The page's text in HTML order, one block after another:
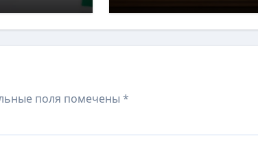
в 2026 году
поля помечены *